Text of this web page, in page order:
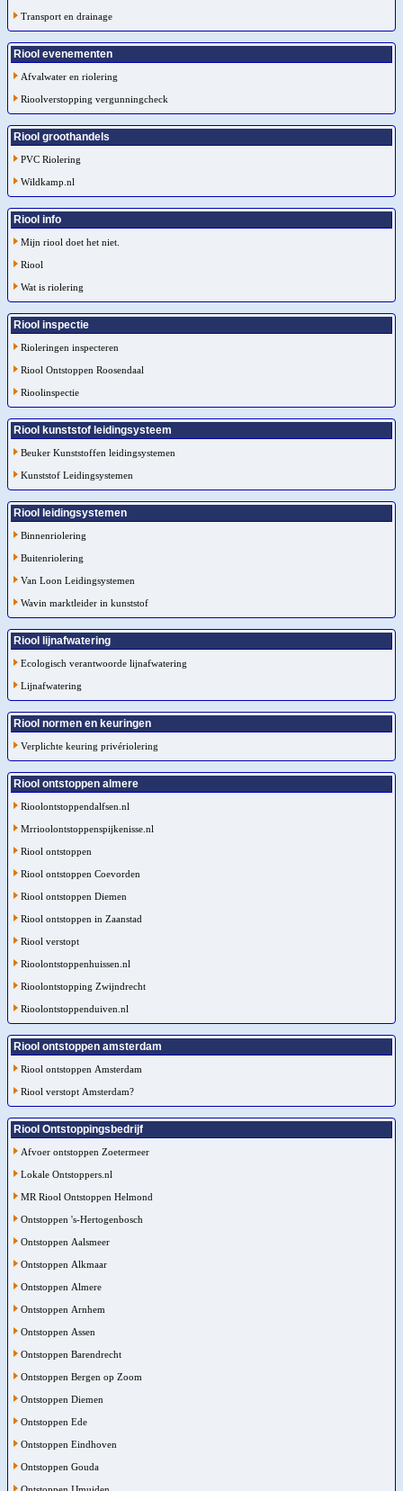
Transport en drainage
Riool evenementen
Afvalwater en riolering
Rioolverstopping vergunningcheck
Riool groothandels
PVC Riolering
Wildkamp.nl
Riool info
Mijn riool doet het niet.
Riool
Wat is riolering
Riool inspectie
Rioleringen inspecteren
Riool Ontstoppen Roosendaal
Rioolinspectie
Riool kunststof leidingsysteem
Beuker Kunststoffen leidingsystemen
Kunststof Leidingsystemen
Riool leidingsystemen
Binnenriolering
Buitenriolering
Van Loon Leidingsystemen
Wavin marktleider in kunststof
Riool lijnafwatering
Ecologisch verantwoorde lijnafwatering
Lijnafwatering
Riool normen en keuringen
Verplichte keuring privériolering
Riool ontstoppen almere
Rioolontstoppendalfsen.nl
Mrrioolontstoppenspijkenisse.nl
Riool ontstoppen
Riool ontstoppen Coevorden
Riool ontstoppen Diemen
Riool ontstoppen in Zaanstad
Riool verstopt
Rioolontstoppenhuissen.nl
Rioolontstopping Zwijndrecht
Rioolontstoppenduiven.nl
Riool ontstoppen amsterdam
Riool ontstoppen Amsterdam
Riool verstopt Amsterdam?
Riool Ontstoppingsbedrijf
Afvoer ontstoppen Zoetermeer
Lokale Ontstoppers.nl
MR Riool Ontstoppen Helmond
Ontstoppen 's-Hertogenbosch
Ontstoppen Aalsmeer
Ontstoppen Alkmaar
Ontstoppen Almere
Ontstoppen Arnhem
Ontstoppen Assen
Ontstoppen Barendrecht
Ontstoppen Bergen op Zoom
Ontstoppen Diemen
Ontstoppen Ede
Ontstoppen Eindhoven
Ontstoppen Gouda